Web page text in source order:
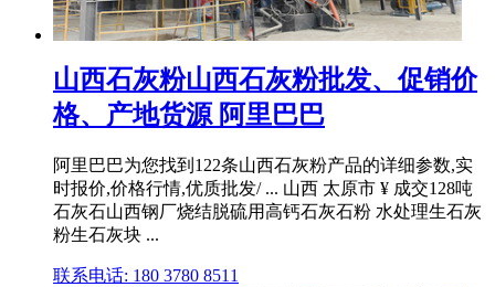
山西石灰粉山西石灰粉批发、促销价
格、产地货源 阿里巴巴
阿里巴巴为您找到122条山西石灰粉产品的详细参数,实
时报价,价格行情,优质批发/ ... 山西 太原市 ¥ 成交128吨
石灰石山西钢厂烧结脱硫用高钙石灰石粉 水处理生石灰
粉生石灰块 ...
联系电话: 180 3780 8511